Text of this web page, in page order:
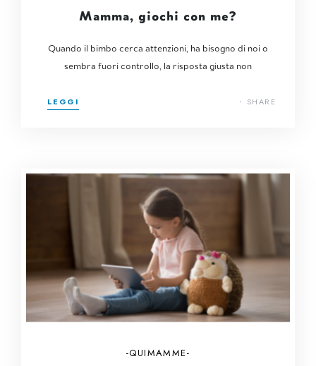
Mamma, giochi con me?
Quando il bimbo cerca attenzioni, ha bisogno di noi o
sembra fuori controllo, la risposta giusta non
LEGGI SHARE
QUIMAMME